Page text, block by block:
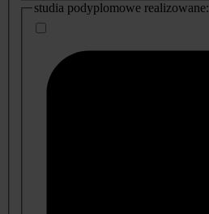
studia podyplomowe realizowane: